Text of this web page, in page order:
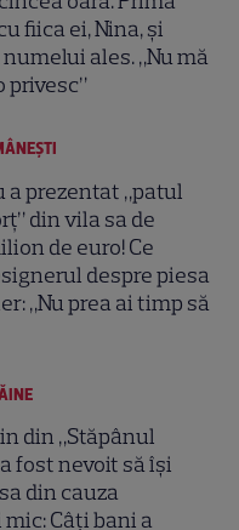
fiica ei, Nina, și
ales. „Nu mă
privesc”
a prezentat „patul
din vila sa de
de euro! Ce
despre piesa
„Nu prea ai timp să
din „Stăpânul
fost nevoit să își
din cauza
Câți bani a